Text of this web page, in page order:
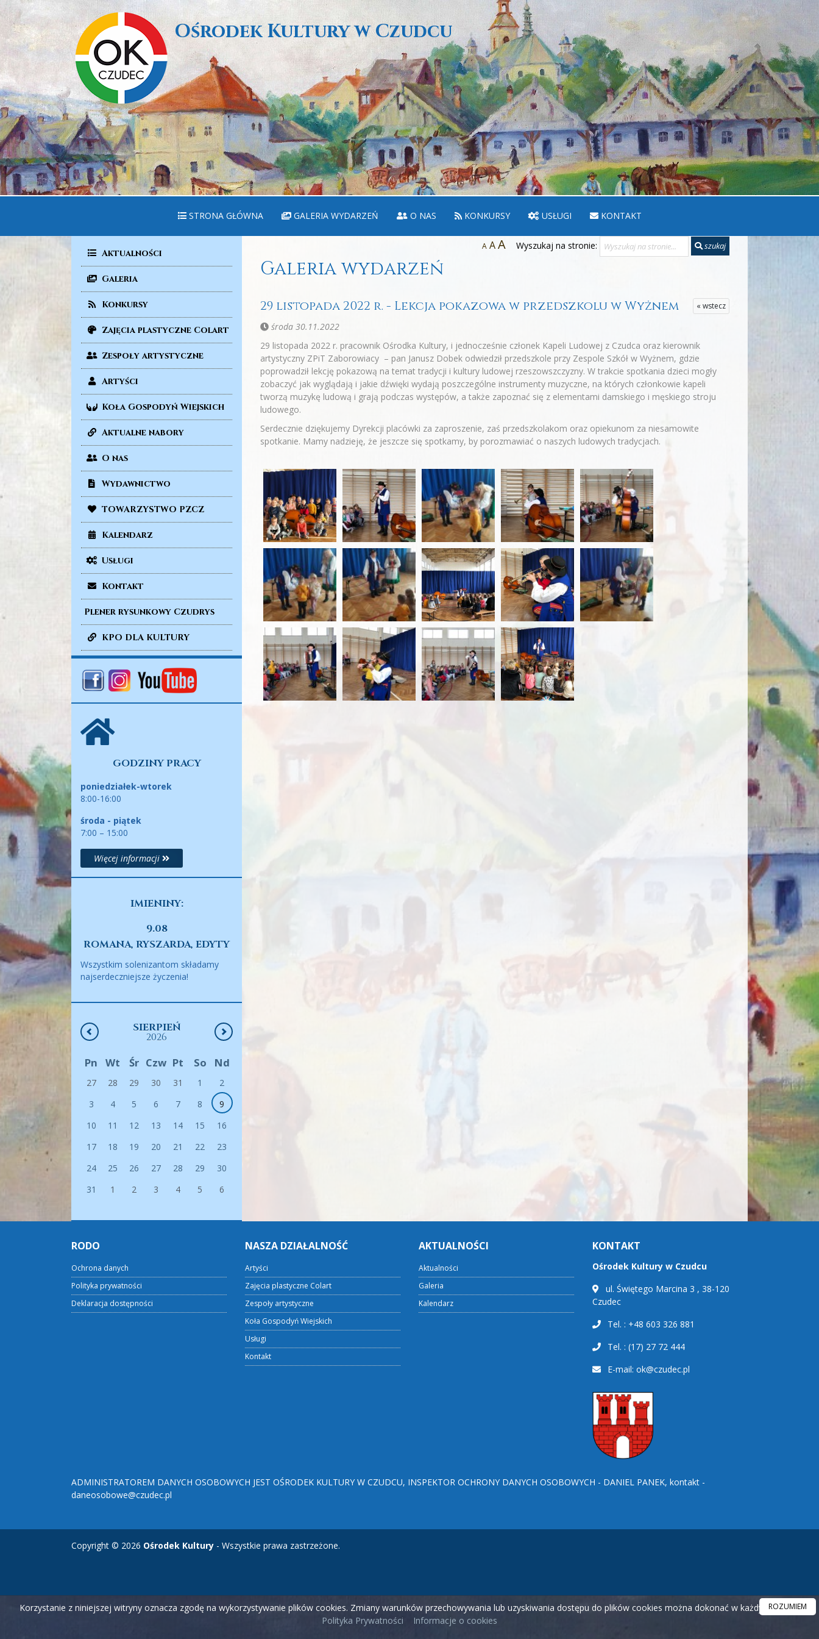
Ośrodek Kultury w Czudcu
STRONA GŁÓWNA GALERIA WYDARZEŃ O NAS KONKURSY USŁUGI KONTAKT
Aktualności
Galeria
Konkursy
Zajęcia plastyczne Colart
Zespoły artystyczne
Artyści
Koła Gospodyń Wiejskich
Aktualne nabory
O nas
Wydawnictwo
TOWARZYSTWO PZCZ
Kalendarz
Usługi
Kontakt
Plener rysunkowy Czudrys
KPO DLA KULTURY
GODZINY PRACY
poniedziałek-wtorek
8:00-16:00
środa - piątek
7:00 – 15:00
Więcej informacji
IMIENINY:
9.08
ROMANA, RYSZARDA, EDYTY
Wszystkim solenizantom składamy
najserdeczniejsze życzenia!
SIERPIEŃ
2026
Pn Wt Śr Czw Pt So Nd
27 28 29 30 31 1
2
3
4 5 6 7 8
9
10
11 12 13 14 15
16
17
18 19 20 21 22
23
24
25 26 27 28 29
30
31
1 2 3 4 5 6
A AA Wyszukaj na stronie: szukaj
Galeria wydarzeń
« wstecz
29 listopada 2022 r. - Lekcja pokazowa w przedszkolu w Wyżnem
środa 30.11.2022
29 listopada 2022 r. pracownik Ośrodka Kultury, i jednocześnie członek Kapeli Ludowej z Czudca oraz kierownik
artystyczny ZPiT Zaborowiacy – pan Janusz Dobek odwiedził przedszkole przy Zespole Szkół w Wyżnem, gdzie
poprowadził lekcję pokazową na temat tradycji i kultury ludowej rzeszowszczyzny. W trakcie spotkania dzieci mogły
zobaczyć jak wyglądają i jakie dźwięki wydają poszczególne instrumenty muzyczne, na których członkowie kapeli
tworzą muzykę ludową i grają podczas występów, a także zapoznać się z elementami damskiego i męskiego stroju
ludowego.
Serdecznie dziękujemy Dyrekcji placówki za zaproszenie, zaś przedszkolakom oraz opiekunom za niesamowite
spotkanie. Mamy nadzieję, że jeszcze się spotkamy, by porozmawiać o naszych ludowych tradycjach.
RODO
Ochrona danych
Polityka prywatności
Deklaracja dostępności
NASZA DZIAŁALNOŚĆ
Artyści
Zajęcia plastyczne Colart
Zespoły artystyczne
Koła Gospodyń Wiejskich
Usługi
Kontakt
AKTUALNOŚCI
Aktualności
Galeria
Kalendarz
KONTAKT
Ośrodek Kultury w Czudcu
ul. Świętego Marcina 3 , 38-120
Czudec
Tel. : +48 603 326 881
Tel. : (17) 27 72 444
E-mail: ok@czudec.pl
ADMINISTRATOREM DANYCH OSOBOWYCH JEST OŚRODEK KULTURY W CZUDCU, INSPEKTOR OCHRONY DANYCH OSOBOWYCH - DANIEL PANEK, kontakt -
daneosobowe@czudec.pl
Copyright © 2026 Ośrodek Kultury - Wszystkie prawa zastrzeżone.
Korzystanie z niniejszej witryny oznacza zgodę na wykorzystywanie plików cookies. Zmiany warunków przechowywania lub uzyskiwania dostępu do plików cookies można dokonać w każdym czasie.
Polityka Prywatności
Informacje o cookies
ROZUMIEM